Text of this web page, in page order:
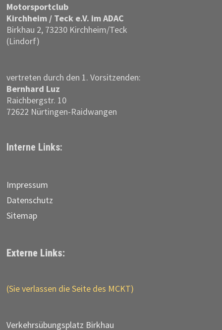
Motor­sportclub
Kirchheim / Teck e.V. im ADAC
Birkhau 2, 73230 Kirchheim/Teck
(Lindorf)
vertreten durch den 1. Vorsitzenden:
Bernhard Luz
Raichbergstr. 10
72622 Nürtingen-Raidwangen
Interne Links:
Impressum
Datenschutz
Sitemap
Externe Links:
(Sie verlassen die Seite des MCKT)
Verkehrs­übungs­platz Birkhau